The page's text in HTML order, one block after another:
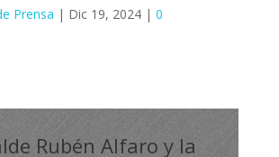
Prensa | Dic 19, 2024| 0
Rubén Alfaro y la